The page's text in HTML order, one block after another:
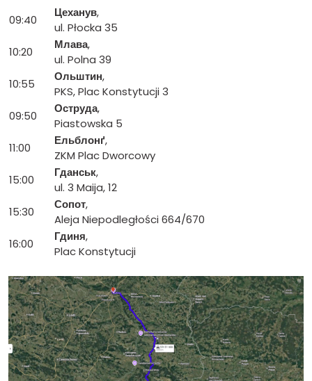
09:40
Цеханув,
ul. Płocka 35
10:20
Млава,
ul. Polna 39
10:55
Ольштин,
PKS, Plac Konstytucji 3
09:50
Оструда,
Piastowska 5
11:00
Ельблонґ,
ZKM Plac Dworcowy
15:00
Гданськ,
ul. 3 Maija, 12
15:30
Сопот,
Aleja Niepodległości 664/670
16:00
Гдиня,
Plac Konstytucji